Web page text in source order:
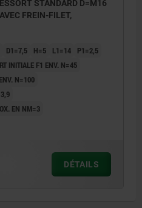
STANDARD D=M16
FREIN-FILET,
D1=7,5 H=5 L1=14
P1=2,5
INITIALE F1 ENV. N=45
N=100
EN NM=3
DÉTAILS